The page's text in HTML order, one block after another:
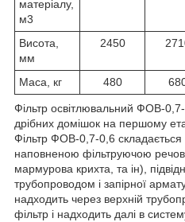
матеріалу,
м3
Висота,
мм
2450
Маса, кг 480
Фільтр освітлювальний ФОВ-
дрібних домішок на першому
Фільтр ФОВ-0,7-0,6 складається
наповненою фільтруючою
мармурова крихта, та ін),
трубопроводом і запірної
надходить через верхній
фільтр і надходить далі в